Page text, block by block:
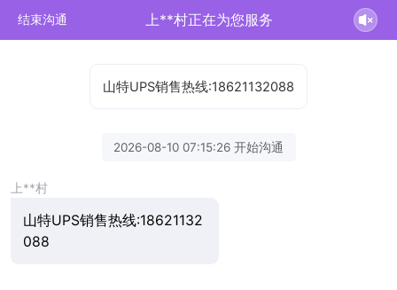
结束沟通 上**村正在为您服务
山特UPS销售热线:18621132088
2026-08-10 07:15:26 开始沟通
上**村
山特UPS销售热线:18621132
088